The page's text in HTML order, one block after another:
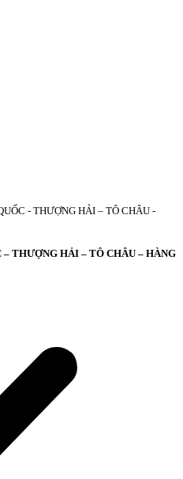
- THƯỢNG HẢI – TÔ CHÂU -
THƯỢNG HẢI – TÔ CHÂU – HÀNG